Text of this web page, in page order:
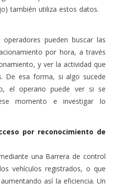
también utiliza estos datos.
pueden buscar las
por hora, a través
y ver la actividad que
De esa forma, si algo sucede
el operario puede ver si se
momento e investigar lo
por reconocimiento de
una Barrera de control
vehículos registrados, o que
así la eficiencia. Un